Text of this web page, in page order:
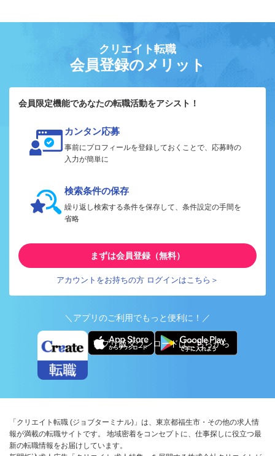
クリエイト転職
会員登録のメリット
会員限定機能であなたの転職活動をアシスト！
カンタン応募
事前にプロフィールを登録しておくことで、応募時の
入力が簡単に
検索条件の保存
繰り返し検索する条件を保存して、条件設定の手間を
省略
まずは会員登録（無料）
アカウントをお持ちの方 ログインはこちら＞
＼アプリのご利用でもっと便利に！／
アプリ版ダウンロードはこちらから
「クリエイト転職 (ジョブターミナル)」は、東京都福生市・その他の求人情
報が満載の転職サイトです。 地域密着をコンセプトに、仕事探しに役立つ最
新の転職情報をお届けしています。